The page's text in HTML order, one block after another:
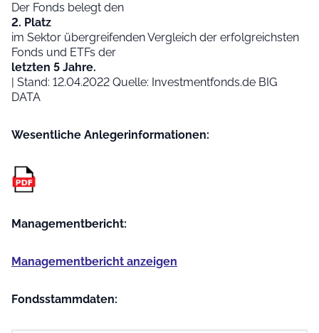
Der Fonds belegt den
2. Platz
im Sektor übergreifenden Vergleich der erfolgreichsten
Fonds und ETFs der
letzten 5 Jahre.
| Stand: 12.04.2022 Quelle: Investmentfonds.de BIG
DATA
Wesentliche Anleger­informationen:
Managementbericht:
Managementbericht anzeigen
Fondsstammdaten: